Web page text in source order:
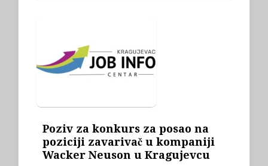
Poziv za konkurs za posao na
poziciji zavarivač u kompaniji
Wacker Neuson u Kragujevcu